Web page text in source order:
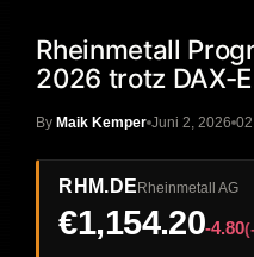
Rheinmetall
2026 trotz DAX-
ByMaik Kemper Juni 2, 2026
RHM.DE Rheinmetall AG
€1,154.20-4.80